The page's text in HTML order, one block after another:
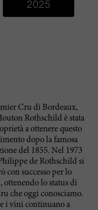
2025
Cru di Bordeaux,
Rothschild è stata
a ottenere questo
dopo la famosa
del 1855. Nel 1973
de Rothschild si
con successo per lo
ottenendo lo status di
che oggi conosciamo.
i vini continuano a